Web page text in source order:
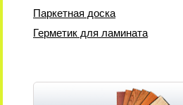
Паркетная доска
Герметик для ламината